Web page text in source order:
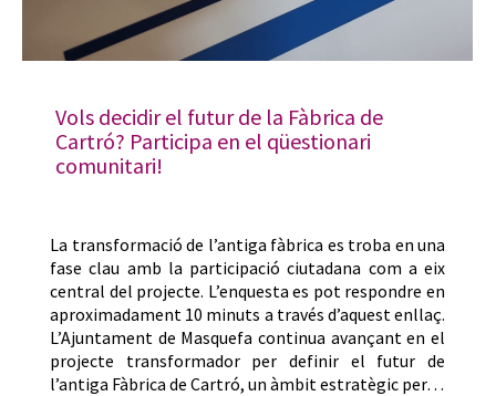
Vols decidir el futur de la Fàbrica de
Cartró? Participa en el qüestionari
comunitari!
La transformació de l’antiga fàbrica es troba en una
fase clau amb la participació ciutadana com a eix
central del projecte. L’enquesta es pot respondre en
aproximadament 10 minuts a través d’aquest enllaç.
L’Ajuntament de Masquefa continua avançant en el
projecte transformador per definir el futur de
l’antiga Fàbrica de Cartró, un àmbit estratègic per…